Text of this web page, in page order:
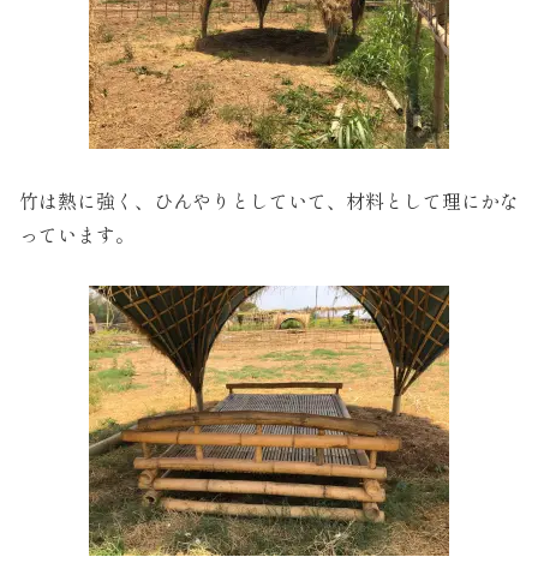
竹は熱に強く、ひんやりとしていて、材料として理にかな
っています。